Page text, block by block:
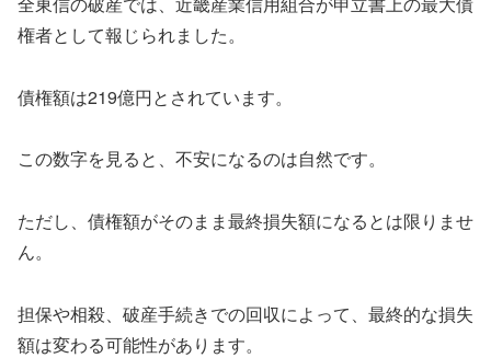
権者として報じられました。
債権額は219億円とされています。
この数字を見ると、不安になるのは自然です。
ただし、債権額がそのまま最終損失額になるとは限りませ
ん。
担保や相殺、破産手続きでの回収によって、最終的な損失
額は変わる可能性があります。